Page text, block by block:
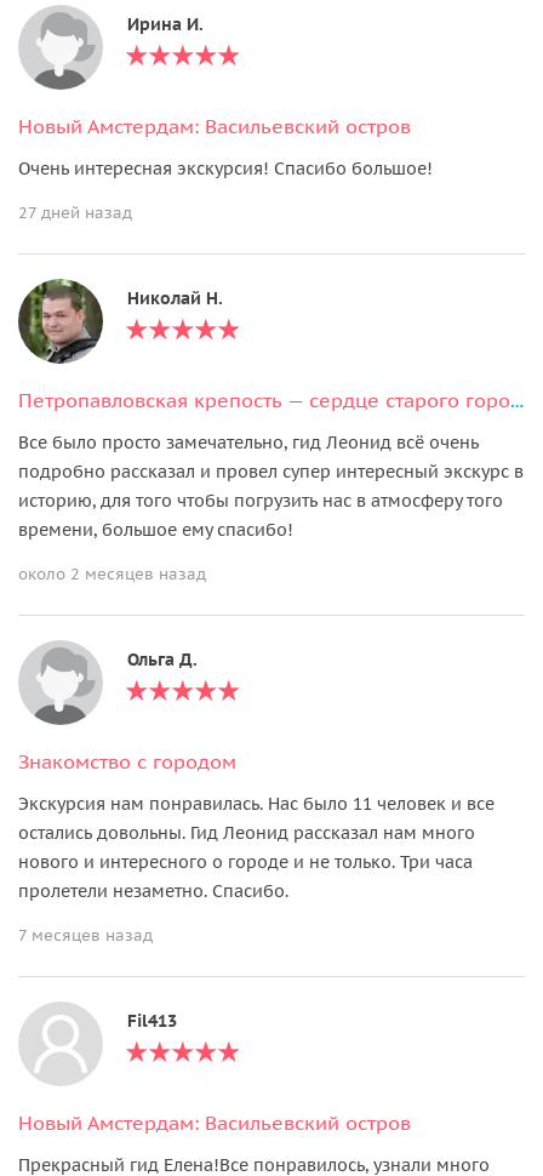
Ирина И.
Новый Амстердам: Васильевский остров
Очень интересная экскурсия! Спасибо большое!
27 дней назад
Николай Н.
Петропавловская крепость — сердце старого города
Все было просто замечательно, гид Леонид всё очень
подробно рассказал и провел супер интересный экскурс в
историю, для того чтобы погрузить нас в атмосферу того
времени, большое ему спасибо!
около 2 месяцев назад
Ольга Д.
Знакомство с городом
Экскурсия нам понравилась. Нас было 11 человек и все
остались довольны. Гид Леонид рассказал нам много
нового и интересного о городе и не только. Три часа
пролетели незаметно. Спасибо.
7 месяцев назад
Fil413
Новый Амстердам: Васильевский остров
Прекрасный гид Елена!Все понравилось, узнали много